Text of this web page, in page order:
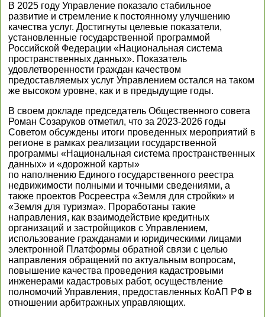
В 2025 году Управление показало стабильное
развитие и стремление к постоянному улучшению
качества услуг. Достигнуты целевые показатели,
установленные государственной программой
Российской Федерации «Национальная система
пространственных данных». Показатель
удовлетворенности граждан качеством
предоставляемых услуг Управлением остался на таком
же высоком уровне, как и в предыдущие годы.
В своем докладе председатель Общественного совета
Роман Созаруков отметил, что за 2023-2026 годы
Советом обсуждены итоги проведенных мероприятий в
регионе в рамках реализации государственной
программы «Национальная система пространственных
данных» и «дорожной карты»
по наполнению Единого государственного реестра
недвижимости полными и точными сведениями, а
также проектов Росреестра «Земля для стройки» и
«Земля для туризма». Проработаны такие
направления, как взаимодействие кредитных
организаций и застройщиков с Управлением,
использование гражданами и юридическими лицами
электронной Платформы обратной связи с целью
направления обращений по актуальным вопросам,
повышение качества проведения кадастровыми
инженерами кадастровых работ, осуществление
полномочий Управления, предоставленных КоАП РФ в
отношении арбитражных управляющих.